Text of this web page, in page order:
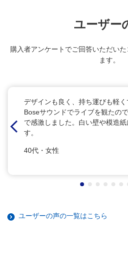
ユーザー
購入者アンケートでご回答いただい
ます。
デザインも良く、持ち運びも軽く
Boseサウンドでライブを観たの
で感激しました。白い壁や模造
す。
40代・女性
ユーザーの声の一覧はこちら